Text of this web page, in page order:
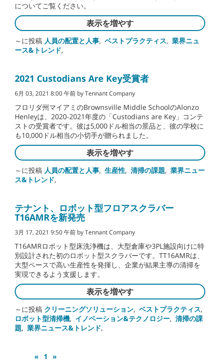
についてご覧ください。
表示を増やす
～に投稿 人員の配置と人事, ベストプラクティス, 業界ニュ
ース&トレンド,
2021 Custodians Are Key受賞者
6月 03, 2021 8:00 午前 by Tennant Company
フロリダ州マイアミのBrownsville Middle SchoolのAlonzo
Henleyは、2020-2021年度の「Custodians are Key」コンテ
ストの受賞者です。彼は5,000ドル相当の景品と、彼の学校に
も10,000ドル相当の小切手が贈られました。
表示を増やす
～に投稿 人員の配置と人事, 生産性, 清掃の課題, 業界ニュー
ス&トレンド,
テナント、ロボット型フロアスクラバー
T16AMRを新発売
3月 17, 2021 9:50 午前 by Tennant Company
T16AMRロボット型床洗浄機は、大型倉庫や3PL施設向けに特
別設計された初のロボット型スクラバーです。TT16AMRは、
大型ペースで高い生産性を発揮し、企業が結果主導の清掃を
実現できるよう支援します。
表示を増やす
～に投稿 クリーニングソリューション, ベストプラクティス,
ロボット型清掃機, イノベーション&テクノロジー, 清掃の課
題, 業界ニュース&トレンド,
« 1 »